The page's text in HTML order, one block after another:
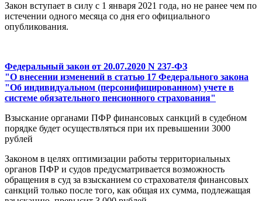
Закон вступает в силу с 1 января 2021 года, но не ранее чем по
истечении одного месяца со дня его официального
опубликования.
Федеральный закон от 20.07.2020 N 237-ФЗ
"О внесении изменений в статью 17 Федерального закона
"Об индивидуальном (персонифицированном) учете в
системе обязательного пенсионного страхования"
Взыскание органами ПФР финансовых санкций в судебном
порядке будет осуществляться при их превышении 3000
рублей
Законом в целях оптимизации работы территориальных
органов ПФР и судов предусматривается возможность
обращения в суд за взысканием со страхователя финансовых
санкций только после того, как общая их сумма, подлежащая